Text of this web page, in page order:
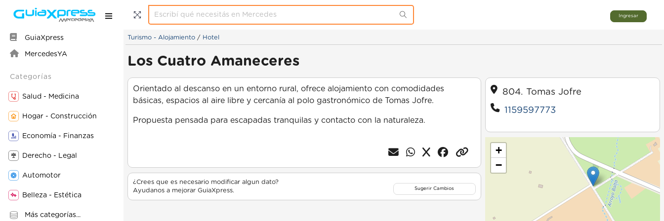
Ingresar
GuiaXpress
MercedesYA
Categorías
Salud - Medicina
Hogar - Construcción
Economía - Finanzas
Derecho - Legal
Automotor
Belleza - Estética
Más categorías...
Turismo - Alojamiento / Hotel
Los Cuatro Amaneceres
Orientado al descanso en un entorno rural, ofrece alojamiento con comodidades
básicas, espacios al aire libre y cercanía al polo gastronómico de Tomas Jofre.
Propuesta pensada para escapadas tranquilas y contacto con la naturaleza.
¿Crees que es necesario modificar algun dato?
Ayudanos a mejorar GuiaXpress.
Sugerir Cambios
804. Tomas Jofre
1159597773
+
−